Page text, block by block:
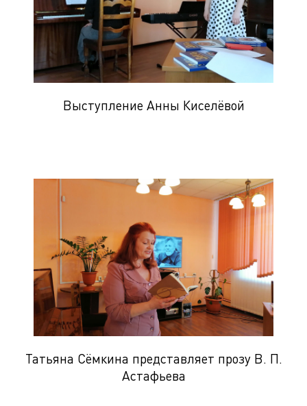
Выступление Анны Киселёвой
Татьяна Сёмкина представляет прозу В. П.
Астафьева